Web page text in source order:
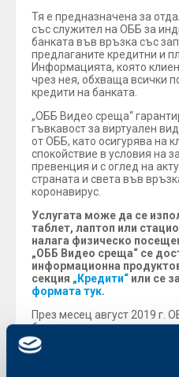
Тя е предназначена за
със служител на ОББ за
банката във връзка със
предлаганите кредитни и
Информацията, която
чрез нея, обхваща всички
кредити на банката.
„ОББ Видео среща“
гъвкавост за виртуален
от ОББ, като осигурява на
спокойствие в условия на
превенция и с оглед на
страната и света във
коронавирус.
Услугата може да се
таблет, лаптоп или
налага физическо
„ОББ Видео среща“ се
информационна
секция „Кредити“ или се
формата тук.
През месец август 2019 г.
българския пазар, която
клиенти услугата
видеосрещи с експерти на